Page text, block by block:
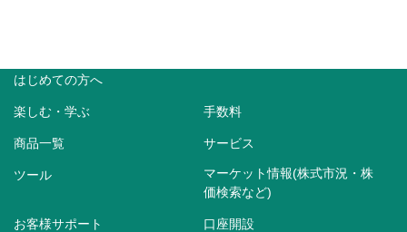
はじめての方へ
楽しむ・学ぶ 手数料
商品一覧 サービス
ツール
マーケット情報(株式市況・株
価検索など)
お客様サポート 口座開設